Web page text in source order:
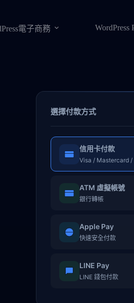
電子商務 WordPress
選擇付款方式
信用卡付款
Visa / Mastercard /
ATM 虛擬帳號
銀行轉帳
Apple Pay
快速安全付款
LINE Pay
LINE 錢包付款